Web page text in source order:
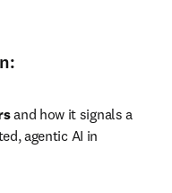
and how it signals a
agentic AI in